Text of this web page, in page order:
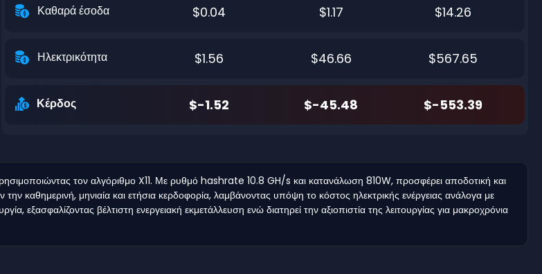
Καθαρά έσοδα $0.04 $1.17 $14.26
Ηλεκτρικότητα $1.56 $46.66 $567.65
Κέρδος $-1.52 $-45.48 $-553.39
τον αλγόριθμο X11. Με ρυθμό hashrate 10.8 GH/s και κατανάλωση 810W, προσφέρει αποδοτική και
καθημερινή, μηνιαία και ετήσια κερδοφορία, λαμβάνοντας υπόψη το κόστος ηλεκτρικής ενέργειας ανάλογα με
εξασφαλίζοντας βέλτιστη ενεργειακή εκμετάλλευση ενώ διατηρεί την αξιοπιστία της λειτουργίας για μακροχρόνια